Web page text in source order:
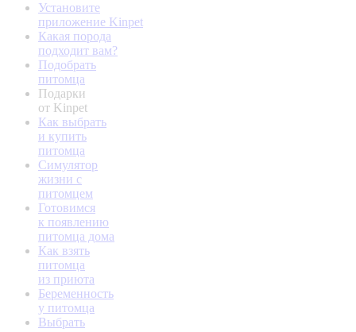
Установите
приложение Kinpet
Какая порода
подходит вам?
Подобрать
питомца
Подарки
от Kinpet
Как выбрать
и купить
питомца
Симулятор
жизни с
питомцем
Готовимся
к появлению
питомца дома
Как взять
питомца
из приюта
Беременность
у питомца
Выбрать